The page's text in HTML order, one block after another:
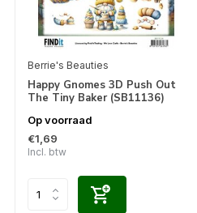
Berrie's Beauties
Happy Gnomes 3D Push Out
The Tiny Baker (SB11136)
Op voorraad
€1,69
Incl. btw